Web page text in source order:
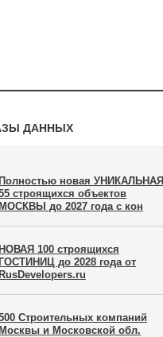
ДАННЫХ
Полностью новая УНИКАЛЬНАЯ
строящихся объектов
МОСКВЫ до 2027 года с кон
НОВАЯ 100 строящихся
ГОСТИНИЦ до 2028 года от
RusDevelopers.ru
Строительных компаний
Москвы и Московской обл.